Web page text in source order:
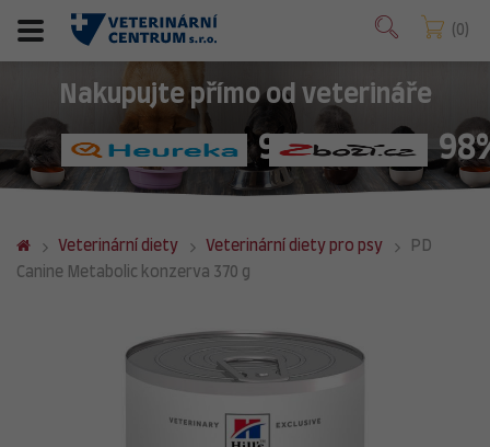
0
Nakupujte přímo od veterináře
98%
Veterinární diety Veterinární diety pro psy
PD
Canine Metabolic konzerva 370 g